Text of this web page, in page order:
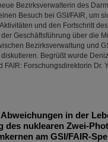
Bezirksverwalterin des
Besuch bei GSI/FAIR, um
und den Fortschritt
Geschäftsführung über die
Bezirksverwaltung und
Begrüßt wurde
FAIR: Forschungsdirektorin Dr.
in der
des nuklearen Zwei-
am GSI/FAIR-